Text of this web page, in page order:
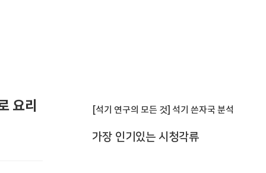
요리 [석기 연구의 모든 것] 석기 쓴자국 분석
가장 인기있는 시청각류